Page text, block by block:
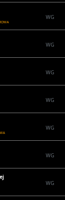
WG
WG
WG
WG
WG
WG
WG